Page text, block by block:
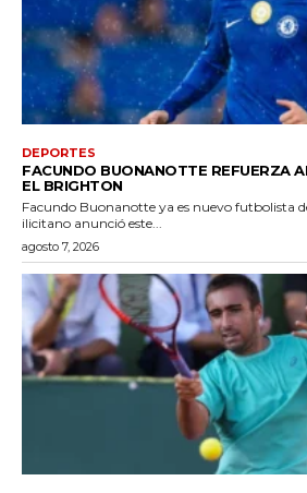
DEPORTES
FACUNDO BUONANOTTE REFUERZA
EL BRIGHTON
Facundo Buonanotte ya es nuevo futbolista
ilicitano anunció este...
agosto 7, 2026